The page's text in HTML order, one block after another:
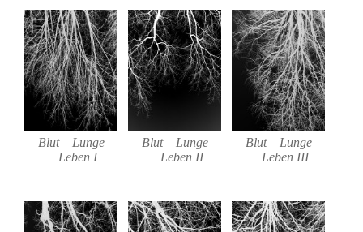
Blut – Lunge –
Leben I
Blut – Lunge –
Leben II
Blut – Lunge –
Leben III